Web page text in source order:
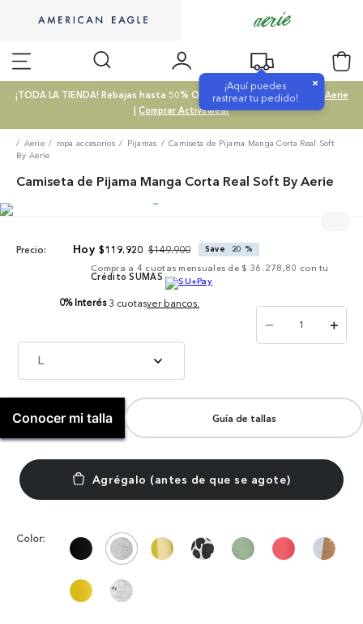
¡Aquí puedes
rastrear tu pedido!
×
¡TODA LA TIENDA! Rebajas hasta 50% OFF |Comprar SALE|Comprar Aerie
| Comprar Activewear
Aerie ropa accesorios Pijamas
Camiseta de Pijama Manga Corta Real Soft
By Aerie
Camiseta de Pijama Manga Corta Real Soft By Aerie
Precio: $119. 920 $149.900 Save 20 %
Compra a 4 cuotas mensuales de $ 36.278,80 con tu
Crédito SUMAS
0% Interés 3 cuotasver bancos.
L
＋
－
Conocer mi talla Guía de tallas
Color: